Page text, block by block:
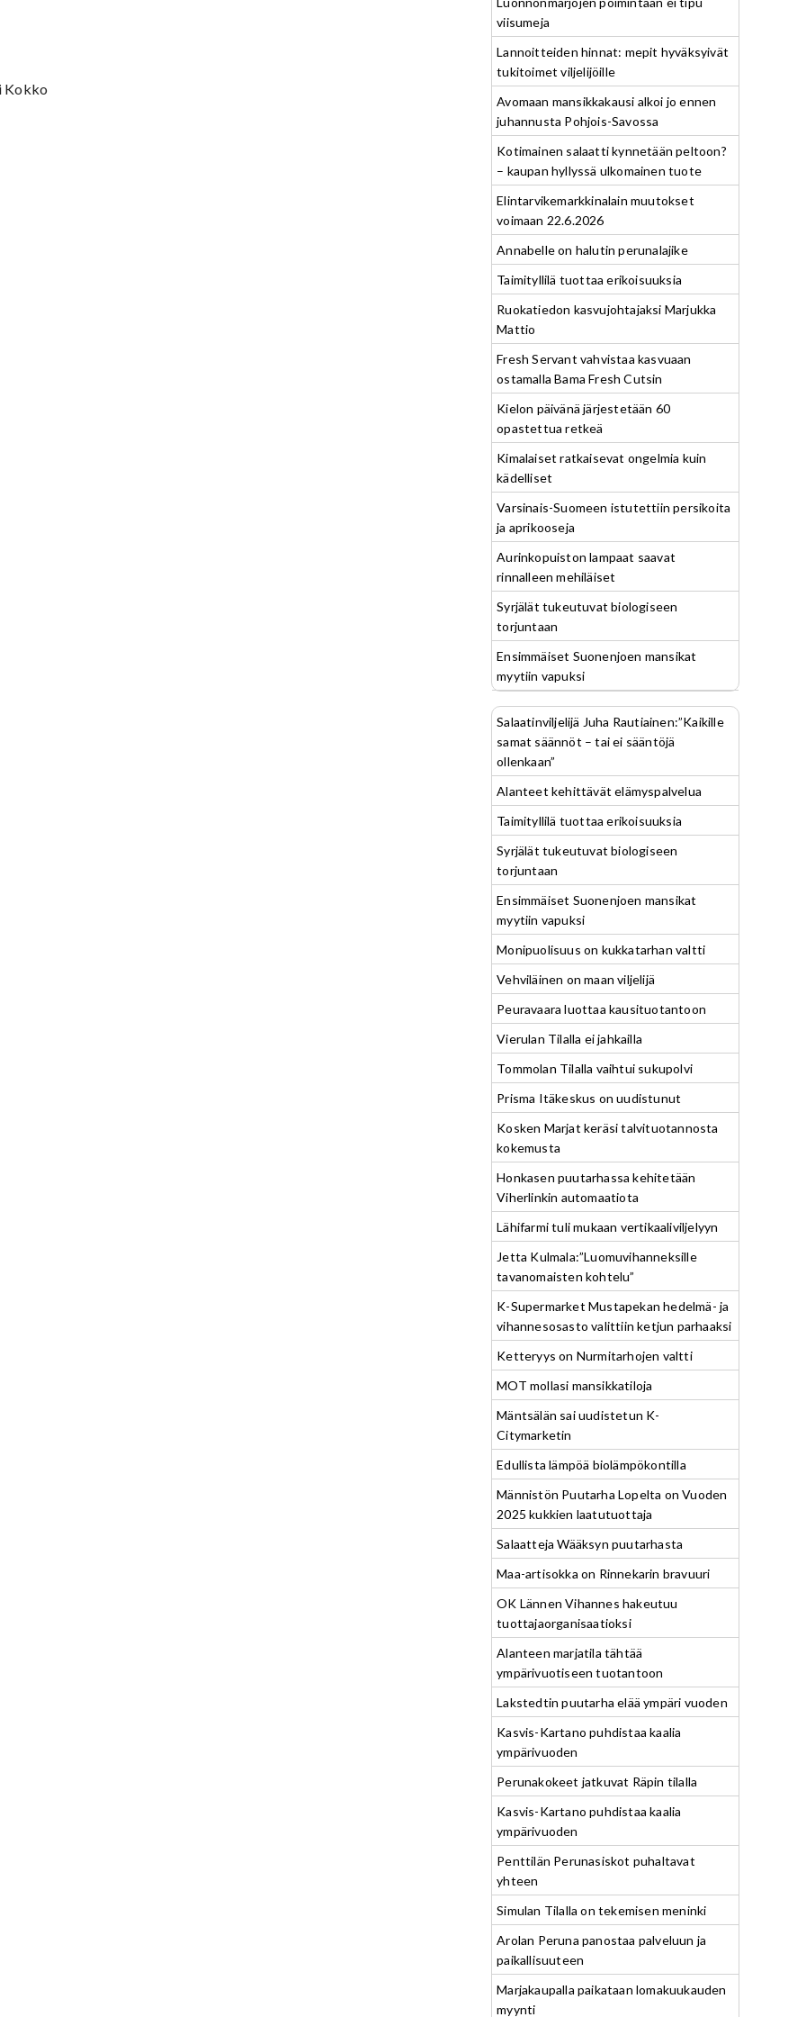
Kokko
viisumeja
Lannoitteiden hinnat: mepit hyväksyivät
tukitoimet viljelijöille
Avomaan mansikkakausi alkoi jo ennen
juhannusta Pohjois-Savossa
Kotimainen salaatti kynnetään peltoon?
– kaupan hyllyssä ulkomainen tuote
Elintarvikemarkkinalain muutokset
voimaan 22.6.2026
Annabelle on halutin perunalajike
Taimityllilä tuottaa erikoisuuksia
Ruokatiedon kasvujohtajaksi Marjukka
Mattio
Fresh Servant vahvistaa kasvuaan
ostamalla Bama Fresh Cutsin
Kielon päivänä järjestetään 60
opastettua retkeä
Kimalaiset ratkaisevat ongelmia kuin
kädelliset
Varsinais-Suomeen istutettiin persikoita
ja aprikooseja
Aurinkopuiston lampaat saavat
rinnalleen mehiläiset
Syrjälät tukeutuvat biologiseen
torjuntaan
Ensimmäiset Suonenjoen mansikat
myytiin vapuksi
Salaatinviljelijä Juha Rautiainen:”Kaikille
samat säännöt – tai ei sääntöjä
ollenkaan”
Alanteet kehittävät elämyspalvelua
Taimityllilä tuottaa erikoisuuksia
Syrjälät tukeutuvat biologiseen
torjuntaan
Ensimmäiset Suonenjoen mansikat
myytiin vapuksi
Monipuolisuus on kukkatarhan valtti
Vehviläinen on maan viljelijä
Peuravaara luottaa kausituotantoon
Vierulan Tilalla ei jahkailla
Tommolan Tilalla vaihtui sukupolvi
Prisma Itäkeskus on uudistunut
Kosken Marjat keräsi talvituotannosta
kokemusta
Honkasen puutarhassa kehitetään
Viherlinkin automaatiota
Lähifarmi tuli mukaan vertikaaliviljelyyn
Jetta Kulmala:”Luomuvihanneksille
tavanomaisten kohtelu”
K-Supermarket Mustapekan hedelmä- ja
vihannesosasto valittiin ketjun parhaaksi
Ketteryys on Nurmitarhojen valtti
MOT mollasi mansikkatiloja
Mäntsälän sai uudistetun K-
Citymarketin
Edullista lämpöä biolämpökontilla
Männistön Puutarha Lopelta on Vuoden
2025 kukkien laatutuottaja
Salaatteja Wääksyn puutarhasta
Maa-artisokka on Rinnekarin bravuuri
OK Lännen Vihannes hakeutuu
tuottajaorganisaatioksi
Alanteen marjatila tähtää
ympärivuotiseen tuotantoon
Lakstedtin puutarha elää ympäri vuoden
Kasvis-Kartano puhdistaa kaalia
ympärivuoden
Perunakokeet jatkuvat Räpin tilalla
Kasvis-Kartano puhdistaa kaalia
ympärivuoden
Penttilän Perunasiskot puhaltavat
yhteen
Simulan Tilalla on tekemisen meninki
Arolan Peruna panostaa palveluun ja
paikallisuuteen
Marjakaupalla paikataan lomakuukauden
myynti